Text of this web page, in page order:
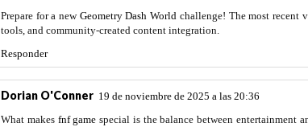
Prepare for a new Geometry Dash World challenge! The most recent
tools, and community-created content integration.
Responder
Dorian O'Conner 19 de noviembre de 2025 a las 20:36
What makes fnf game special is the balance between entertainment